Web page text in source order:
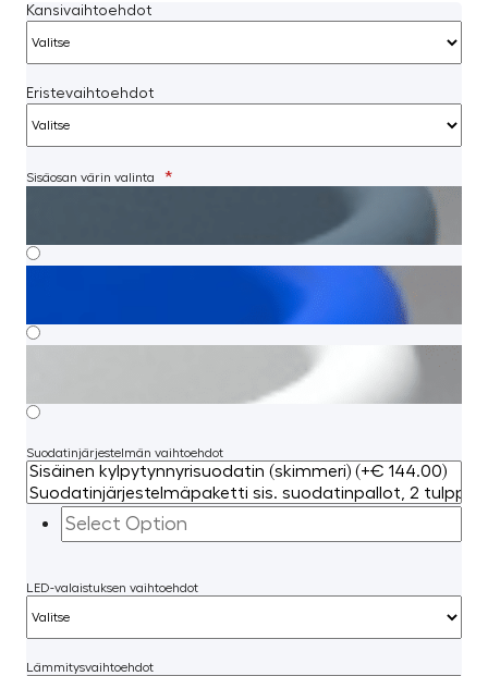
Kansivaihtoehdot
Eristevaihtoehdot
Sisäosan värin valinta *
Suodatinjärjestelmän vaihtoehdot
LED-valaistuksen vaihtoehdot
Lämmitysvaihtoehdot